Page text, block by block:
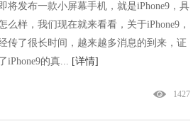
将发布一款小屏幕手机，就是iPhone9，具
么样，我们现在就来看看，关于iPhone9，
传了很长时间，越来越多消息的到来，证
iPhone9的真... [详情]
1427